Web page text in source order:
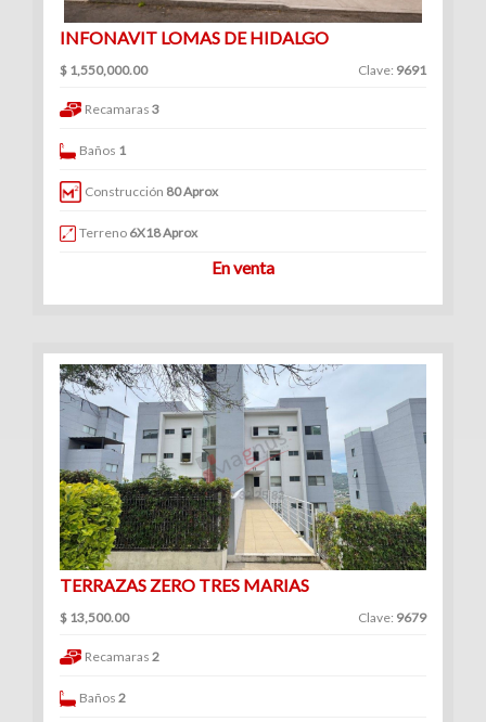
INFONAVIT LOMAS DE HIDALGO
$ 1,550,000.00 Clave: 9691
Recamaras 3
Baños 1
Construcción 80 Aprox
Terreno 6X18 Aprox
En venta
TERRAZAS ZERO TRES MARIAS
$ 13,500.00 Clave: 9679
Recamaras 2
Baños2